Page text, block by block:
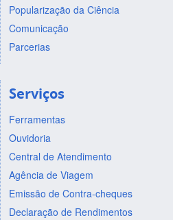
Popularização da Ciência
Comunicação
Parcerias
Serviços
Ferramentas
Ouvidoria
Central de Atendimento
Agência de Viagem
Emissão de Contra-cheques
Declaração de Rendimentos